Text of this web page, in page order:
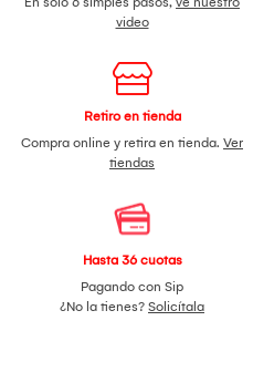
video
Retiro en tienda
Compra online y retira en tienda. Ver
tiendas
Hasta 36 cuotas
Pagando con Sip
¿No la tienes? Solicítala